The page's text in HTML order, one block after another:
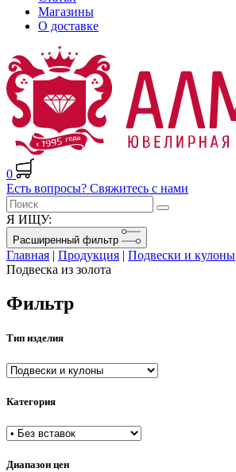
Магазины
О доставке
0
Есть вопросы? Свяжитесь с нами
Я ИЩУ:
Расширенный фильтр
Главная | Продукция | Подвески и кулоны
Подвеска из золота
Фильтр
Тип изделия
Категория
Диапазон цен